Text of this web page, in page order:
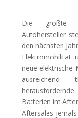
Die größte
Autohersteller
den nächsten
Elektromobilität
neue elektrische
Batterien im
Aftersales